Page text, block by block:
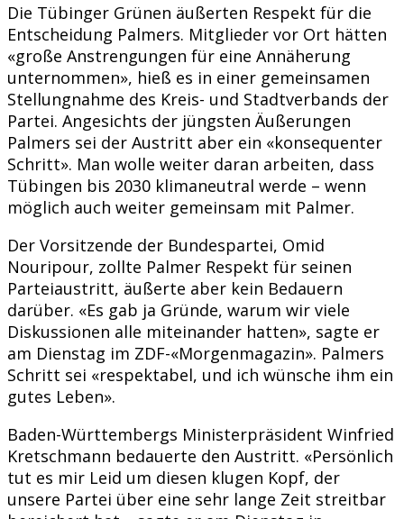
Die Tübinger Grünen äußerten Respekt für die
Entscheidung Palmers. Mitglieder vor Ort hätten
«große Anstrengungen für eine Annäherung
unternommen», hieß es in einer gemeinsamen
Stellungnahme des Kreis- und Stadtverbands der
Partei. Angesichts der jüngsten Äußerungen
Palmers sei der Austritt aber ein «konsequenter
Schritt». Man wolle weiter daran arbeiten, dass
Tübingen bis 2030 klimaneutral werde – wenn
möglich auch weiter gemeinsam mit Palmer.
Der Vorsitzende der Bundespartei, Omid
Nouripour, zollte Palmer Respekt für seinen
Parteiaustritt, äußerte aber kein Bedauern
darüber. «Es gab ja Gründe, warum wir viele
Diskussionen alle miteinander hatten», sagte er
am Dienstag im ZDF-«Morgenmagazin». Palmers
Schritt sei «respektabel, und ich wünsche ihm ein
gutes Leben».
Baden-Württembergs Ministerpräsident Winfried
Kretschmann bedauerte den Austritt. «Persönlich
tut es mir Leid um diesen klugen Kopf, der
unsere Partei über eine sehr lange Zeit streitbar